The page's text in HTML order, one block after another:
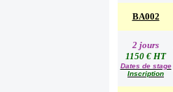
BA002
2 jours
1150 € HT
Dates de stage
Inscription